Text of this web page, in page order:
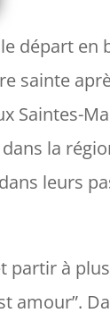
départ
sainte
Saintes-
la
leurs
partir à
amour”.